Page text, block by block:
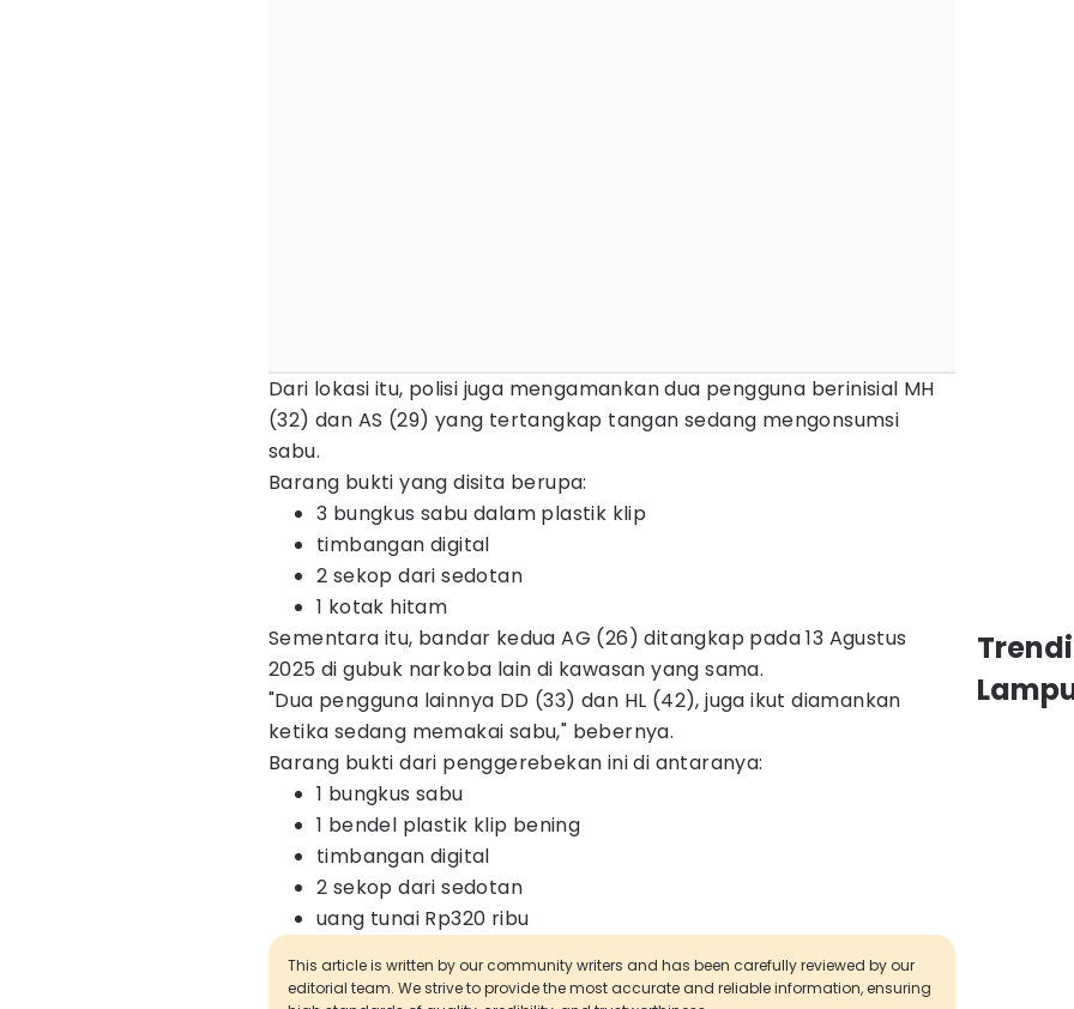
Dari lokasi itu, polisi juga mengamankan dua pengguna berinisial MH
(32) dan AS (29) yang tertangkap tangan sedang mengonsumsi
sabu.
Barang bukti yang disita berupa:
3 bungkus sabu dalam plastik klip
timbangan digital
2 sekop dari sedotan
1 kotak hitam
Sementara itu, bandar kedua AG (26) ditangkap pada 13 Agustus
2025 di gubuk narkoba lain di kawasan yang sama.
"Dua pengguna lainnya DD (33) dan HL (42), juga ikut diamankan
ketika sedang memakai sabu," bebernya.
Barang bukti dari penggerebekan ini di antaranya:
1 bungkus sabu
1 bendel plastik klip bening
timbangan digital
2 sekop dari sedotan
uang tunai Rp320 ribu
This article is written by our community writers and has been carefully reviewed by our
editorial team. We strive to provide the most accurate and reliable information, ensuring